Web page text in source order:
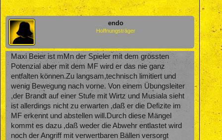
endo
Hoffnungsträger
Maxi Beier ist mMn der Spieler mit dem grössten
Potenzial aber mit dem MF wird er das nie ganz
entfalten können.Zu langsam,technisch limitiert und
wenig Bewegung nach vorne. Von einem Übungsleiter
,der Brandt auf einer Stufe mit Wirtz und Musiala sieht
ist allerdings nicht zu erwarten ,daß er die Defizite im
MF erkennt und abstellen will.Durch diese Mängel
kommt es dazu ,daß weder die Abwehr entlastet wird
noch der Angriff mit verwertbaren Bällen versorgt